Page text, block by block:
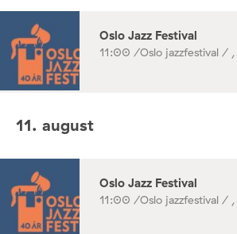
Oslo Jazz Festival
11:00 /Oslo jazzfestival / ,
11. august
Oslo Jazz Festival
11:00 /Oslo jazzfestival / ,